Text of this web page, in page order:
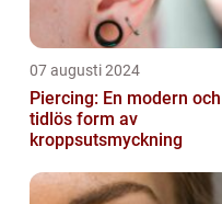
07 augusti 2024
Piercing: En modern och
tidlös form av
kroppsutsmyckning